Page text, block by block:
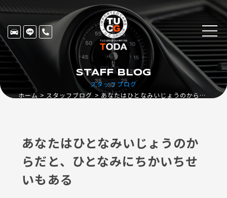
スタッフブログ
STAFF BLOG
ホーム スタッフブログ あなたはひとなみいじょうのからだと、ひとなみにちかいちせいもある
あなたはひとなみいじょうのか
らだと、ひとなみにちかいちせ
いもある